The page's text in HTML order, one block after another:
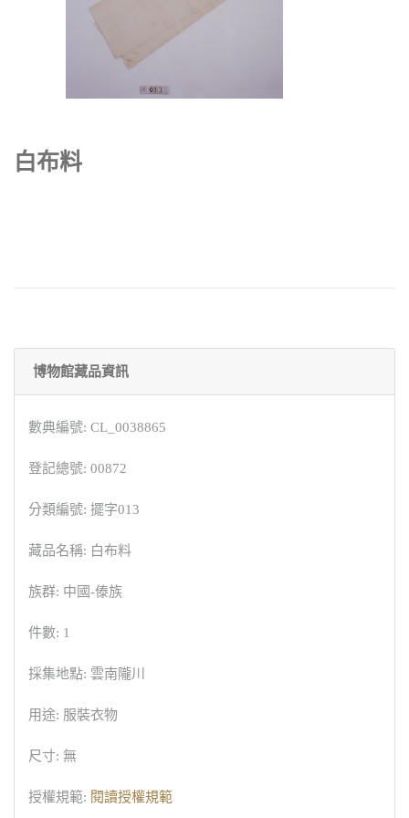
白布料
博物館藏品資訊
數典編號: CL_0038865
登記總號: 00872
分類編號: 擺字013
藏品名稱: 白布料
族群: 中國-傣族
件數: 1
採集地點: 雲南隴川
用途: 服裝衣物
尺寸: 無
授權規範: 閱讀授權規範